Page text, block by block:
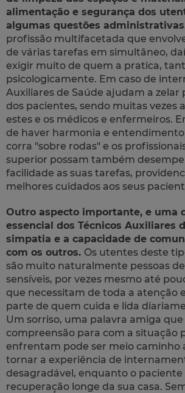
alimentação e segurança dos
algumas questões
profissão multifacetada que
de várias tarefas em simultâneo,
exigir muito de quem a pratica,
psicologicamente. Em caso de
Auxiliares de Saúde ajudam a zelar
dos pacientes, sendo muitas vezes
estes e os médicos e enfermeiros.
de haver harmonia e
corra "sobre rodas" e os
superior possam também
facilidade as suas tarefas,
melhores cuidados aos seus
Outro aspecto importante, e uma
essencial dos Técnicos Auxiliares
simpatia e a capacidade de
com os outros. Os utentes deste
são muito naturalmente pessoas
sensíveis, por vezes mesmo até
que necessitam de toda a atenção
parte de quem cuida e lida
Um sorriso, uma palavra amiga
compreensão para com a situação
enfrentam pode ser meio caminho
tornar a experiência de
desagradável, enquanto o
recuperação longe da sua casa.